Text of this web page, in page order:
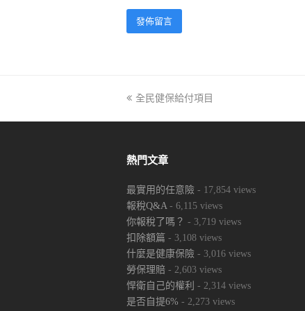
previous
全民健保給付項目
熱門文章
最實用的任意險 - 17,854 views
報稅Q&A - 6,115 views
你報稅了嗎？ - 3,719 views
扣除額篇 - 3,108 views
什麼是健康保險 - 3,016 views
勞保理賠 - 2,603 views
悍衛自己的權利 - 2,314 views
是否自提6% - 2,273 views